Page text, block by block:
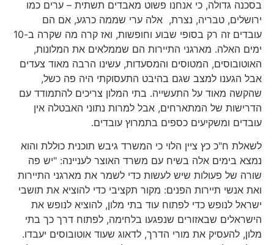
בסכנה גדולה, כי אנחנו פשוט מאבדים תשתית – ערים כמו
ירושלים, טבריה, נצרת, אלה ערי שממה כרגע, אם הם
עובדים זה רק בסופי שבוע וחופשות, ואז קרה מה שקרה ב-10
ימים האלה. מארגני התיירות הם שממלאים את המלונות,
האוטובוסים, המטוסים והמסעדות, עשינו הרבה מאוד צעדים
אבל הגענו למצב שגם בהיבט התעסוקתי היה פה כשל,
שהקשה מאוד על התעשייה. בתי המלון צריכים להתמודד עם
הדרישות של המתארחים, אבל למרות נתוני האבטלה אין
עובדים ומשקיעים כספים בתמרוץ עובדים.
לשאלת ח"כ כץ ציין הלוי כי המשרד גיבש תוכנית כוללת והוא
נמצא בימים אלה בשיח עם משרד האוצר לעניינה: "יש פה
שורה של פעולות שיש לעשות כדי לשמר את מארגני התיירות
ואת אנשי תיירות הפנים: מקור תקציבי כדי להוציא את תושבי
ישראל לנופש כדי לפתוח עוד בתי מלון, להוציא לנופש את
הישראלים שבאזורים שנפגעו בלחימה, לפתוח דרך כך בתי
מלון, להעסיק את מורי הדרך, לדאוג שעוד אוטובוסים יעבדו.